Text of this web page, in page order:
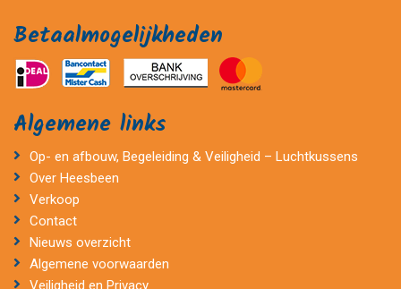
Betaalmogelijkheden
Algemene links
Op- en afbouw, Begeleiding & Veiligheid – Luchtkussens
Over Heesbeen
Verkoop
Contact
Nieuws overzicht
Algemene voorwaarden
Veiligheid en Privacy